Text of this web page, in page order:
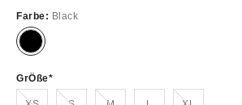
Farbe: Black
GrÖße